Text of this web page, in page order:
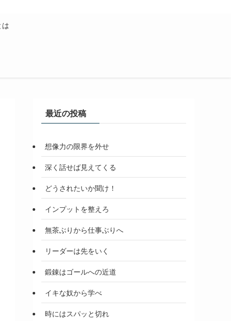
最近の投稿
想像力の限界を外せ
深く話せば見えてくる
どうされたいか聞け！
インプットを整えろ
無茶ぶりから仕事ぶりへ
リーダーは先をいく
鍛錬はゴールへの近道
イキな奴から学べ
時にはスパッと切れ